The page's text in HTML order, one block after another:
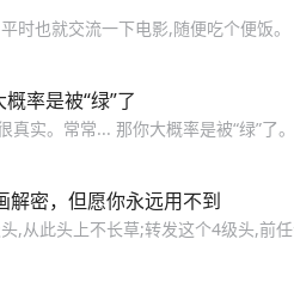
时也就交流一下电影,随便吃个便饭
率是被“绿”了
真实。常常... 那你大概率是被“绿”了
解密，但愿你永远用不到
,从此头上不长草;转发这个4级头,前